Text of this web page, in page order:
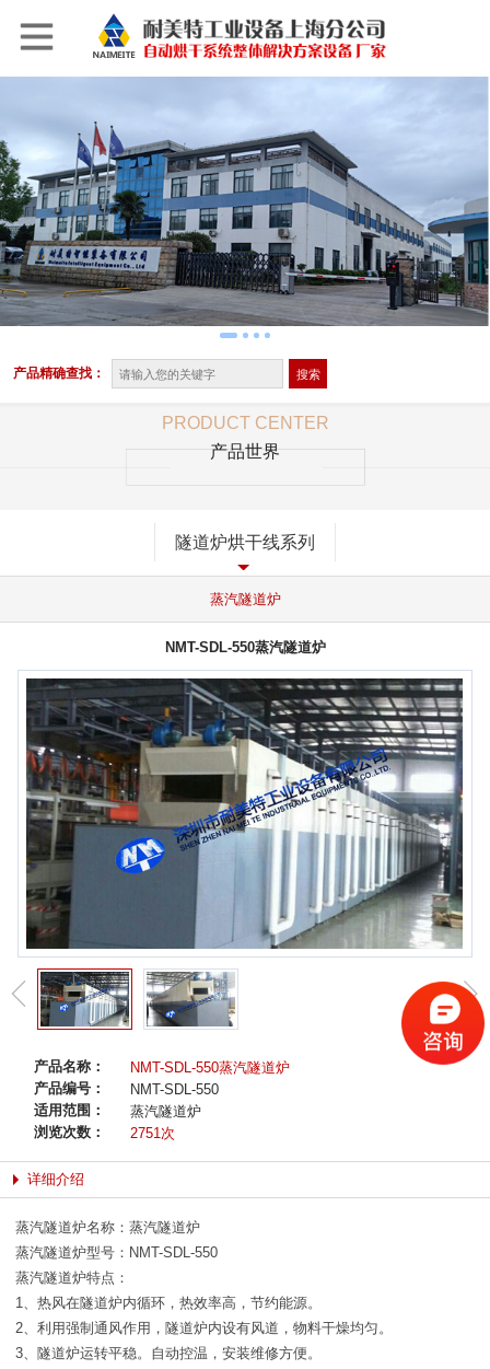
产品精确查找：
PRODUCT CENTER
产品世界
隧道炉烘干线系列
蒸汽隧道炉
NMT-SDL-550蒸汽隧道炉
产品名称：
NMT-SDL-550蒸汽隧道炉
产品编号：
NMT-SDL-550
适用范围：
蒸汽隧道炉
浏览次数：
2751次
详细介绍
蒸汽隧道炉名称：蒸汽隧道炉
蒸汽隧道炉型号：NMT-SDL-550
蒸汽隧道炉特点：
1、热风在隧道炉内循环，热效率高，节约能源。
2、利用强制通风作用，隧道炉内设有风道，物料干燥均匀。
3、隧道炉运转平稳。自动控温，安装维修方便。